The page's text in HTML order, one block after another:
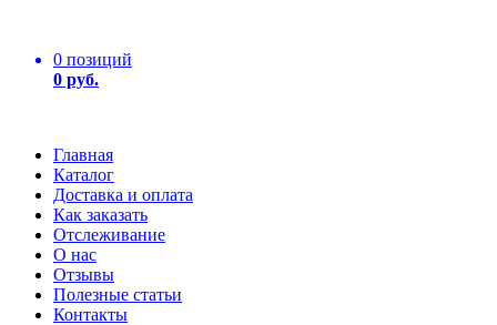
0 позиций
0 руб.
Главная
Каталог
Доставка и оплата
Как заказать
Отслеживание
О нас
Отзывы
Полезные статьи
Контакты